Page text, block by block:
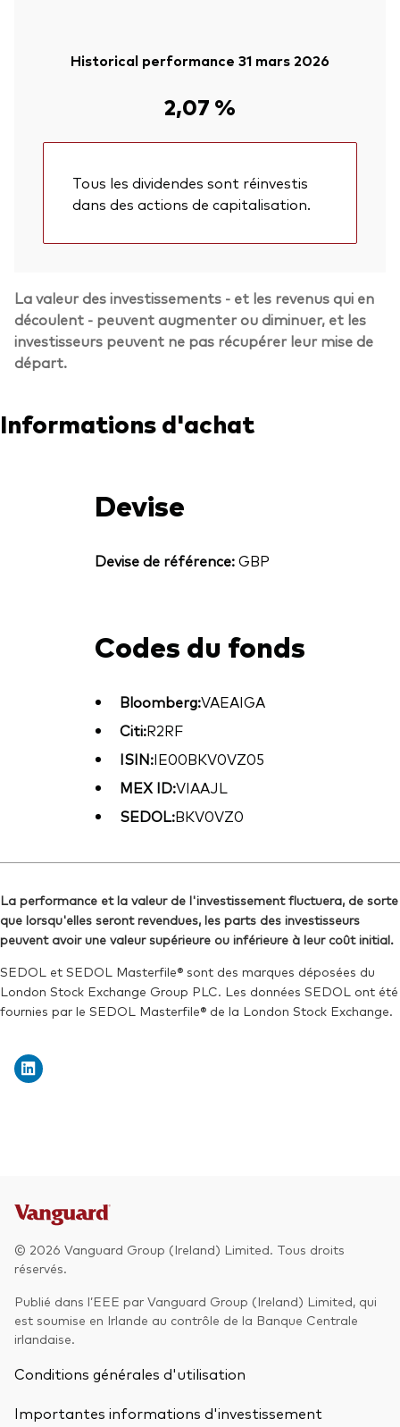
Historical performance 31 mars 2026
2,07 %
Tous les dividendes sont réinvestis
dans des actions de capitalisation.
La valeur des investissements - et les revenus qui en
découlent - peuvent augmenter ou diminuer, et les
investisseurs peuvent ne pas récupérer leur mise de
départ.
Informations d'achat
Devise
Devise de référence:GBP
Codes du fonds
Bloomberg:VAEAIGA
Citi:R2RF
ISIN:IE00BKV0VZ05
MEX ID:VIAAJL
SEDOL:BKV0VZ0
La performance et la valeur de l'investissement fluctuera, de sorte
que lorsqu'elles seront revendues, les parts des investisseurs
peuvent avoir une valeur supérieure ou inférieure à leur coût initial.
SEDOL et SEDOL Masterfile® sont des marques déposées du
London Stock Exchange Group PLC. Les données SEDOL ont été
fournies par le SEDOL Masterfile® de la London Stock Exchange.
© 2026 Vanguard Group (Ireland) Limited. Tous droits
réservés.
Publié dans l’EEE par Vanguard Group (Ireland) Limited, qui
est soumise en Irlande au contrôle de la Banque Centrale
irlandaise.
Conditions générales d'utilisation
Importantes informations d'investissement